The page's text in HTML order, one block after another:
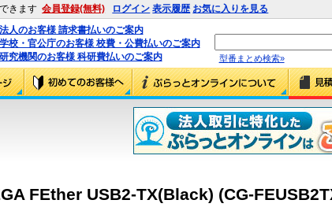
できます 会員登録(無料) ログイン 表示履歴 お気に入りを見る
法人のお客様 請求書払いのご案内
学校・官公庁のお客様 校費・公費払いのご案内
研究機関のお客様 科研費払いのご案内
型番まとめ検索»
FEther USB2-TX(Black) (CG-